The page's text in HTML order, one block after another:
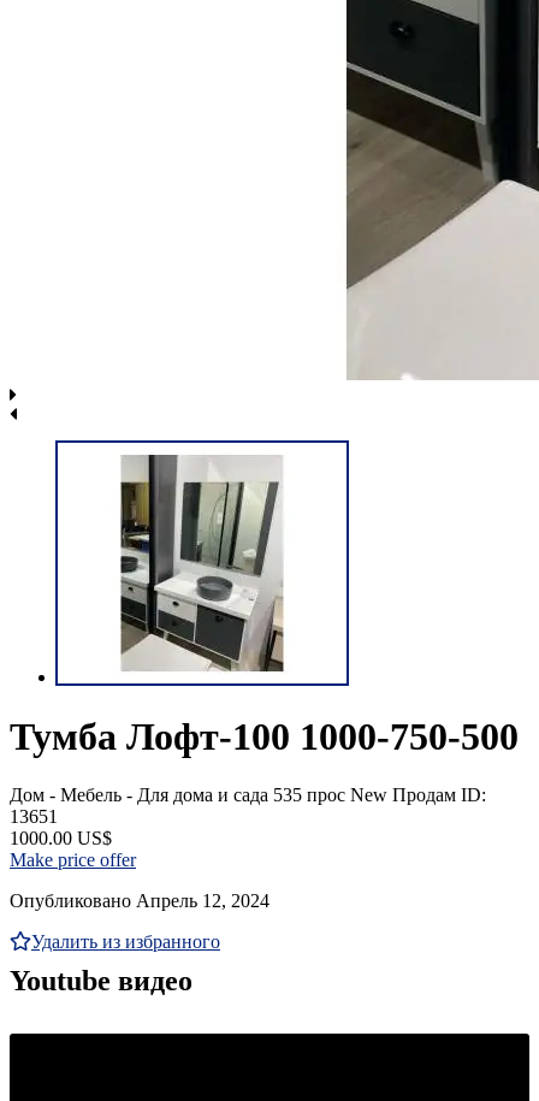
Тумба Лофт-100 1000-750-500
Дом - Мебель - Для дома и сада 535 прос New Продам ID:
13651
1000.00 US$
Make price offer
Опубликовано Апрель 12, 2024
Удалить из избранного
Youtube видео